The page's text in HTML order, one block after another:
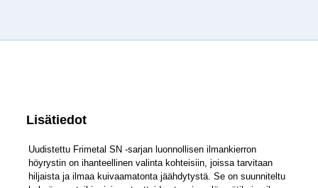
Lisätiedot
Uudistettu Frimetal SN -sarjan luonnollisen ilmankierron
höyrystin on ihanteellinen valinta kohteisiin, joissa tarvitaan
hiljaista ja ilmaa kuivaamatonta jäähdytystä. Se on suunniteltu